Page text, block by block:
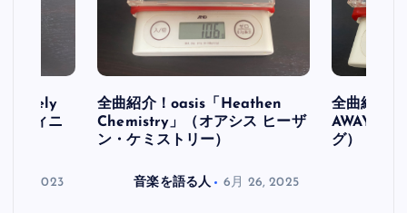
フィニ
30, 2023
全曲紹介！oasis「Heathen
Chemistry」（オアシス ヒーザ
ン・ケミストリー）
音楽を語る人 6月 26, 2025
全曲紹介
AWAY」
グ）